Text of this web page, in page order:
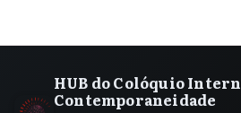
HUB do Colóquio
Contemporaneidade